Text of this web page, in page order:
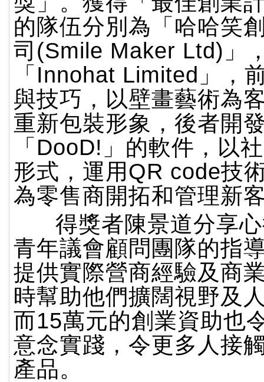
的隊伍分別為「哈哈笑
司(Smile Maker Ltd)」
「Innohat Limited」，
與技巧，以壁畫藝術為
重新包裝形象，後者開
「DooD!」的軟件，以
形式，運用QR code技
為零售商開拓和管理新
得獎者陳景道分享
青年議會顧問團隊的指
提供實際營商經驗及商
時幫助他們擴闊視野及
而15萬元的創業資助也
意念實踐，令更多人接
產品。